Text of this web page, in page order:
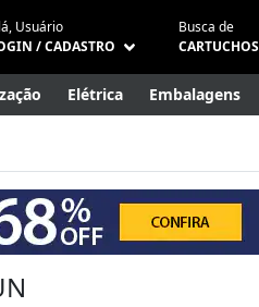
Usuário
/ CADASTRO
Busca de
CARTUCHOS
Elétrica Embalagens